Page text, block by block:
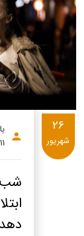
شب
دهد
26
شهریور